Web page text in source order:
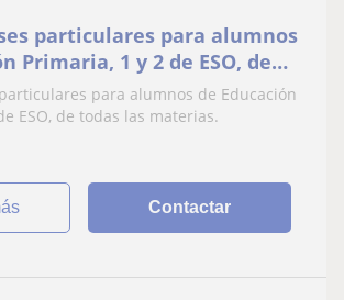
particulares para alumnos
Primaria, 1 y 2 de ESO, de
para alumnos de Educación
ESO, de todas las materias.
Contactar